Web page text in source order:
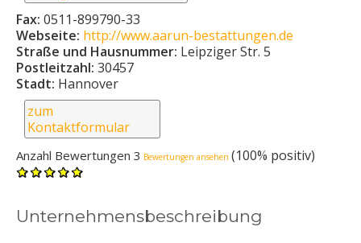
Fax: 0511-899790-33
Webseite: http://www.aarun-bestattungen.de
Straße und Hausnummer: Leipziger Str. 5
Postleitzahl: 30457
Stadt: Hannover
zum
Kontaktformular
Anzahl Bewertungen 3 Bewertungen ansehen (100% positiv)
Unternehmensbeschreibung